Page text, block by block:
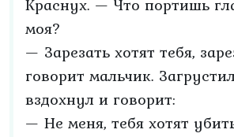
Краснух. — Что портишь
моя?
— Зарезать хотят тебя,
говорит мальчик.
вздохнул и говорит:
— Не меня, тебя хотят